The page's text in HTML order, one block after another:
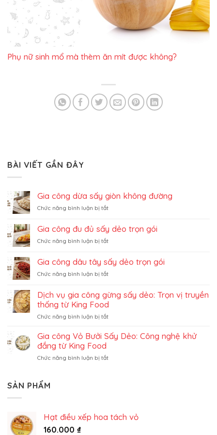
Phụ nữ sinh mổ mà thèm ăn mít được không?
BÀI VIẾT GẦN ĐÂY
Gia công dừa sấy giòn không đường
Chức năng bình luận bị tắtở
công
dừa
sấy
không
đường
Gia công đu đủ sấy dẻo trọn gói
Chức năng bình luận bị tắtở
công
đu
đủ
dẻo
trọn
Gia công dâu tây sấy dẻo trọn gói
Chức năng bình luận bị tắtở
công
dâu
tây
sấy
trọn
Dịch vụ gia công gừng sấy dẻo: Trọn vị truyền
thống từ King Food
Chức năng bình luận bị tắtở
vụ
gia
gừng
từ
Gia công Vỏ Bưởi Sấy Dẻo: Công nghệ khử
đắng từ King Food
Chức năng bình luận bị tắtở
Công
SẢN PHẨM
Hạt điều xếp hoa tách vỏ
160.000 ₫